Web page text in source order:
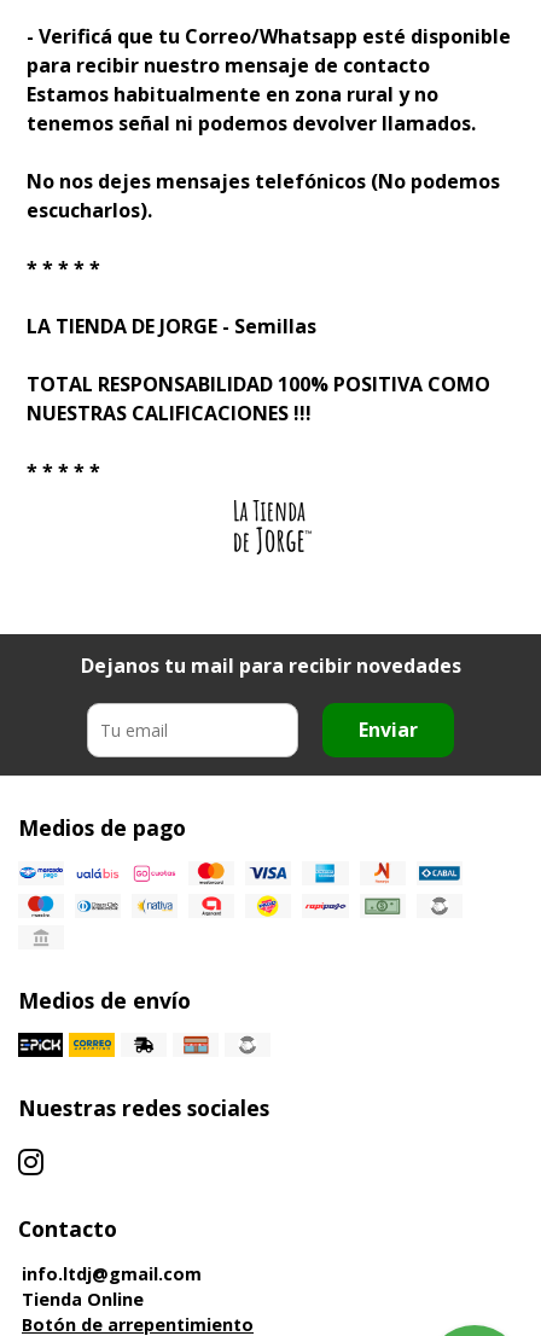
- Verificá que tu Correo/Whatsapp esté disponible
para recibir nuestro mensaje de contacto
Estamos habitualmente en zona rural y no
tenemos señal ni podemos devolver llamados.
No nos dejes mensajes telefónicos (No podemos
escucharlos).
* * * * *
LA TIENDA DE JORGE - Semillas
TOTAL RESPONSABILIDAD 100% POSITIVA COMO
NUESTRAS CALIFICACIONES !!!
* * * * *
Dejanos tu mail para recibir novedades
Enviar
Medios de pago
Medios de envío
Nuestras redes sociales
Contacto
info.ltdj@gmail.com
Tienda Online
Botón de arrepentimiento